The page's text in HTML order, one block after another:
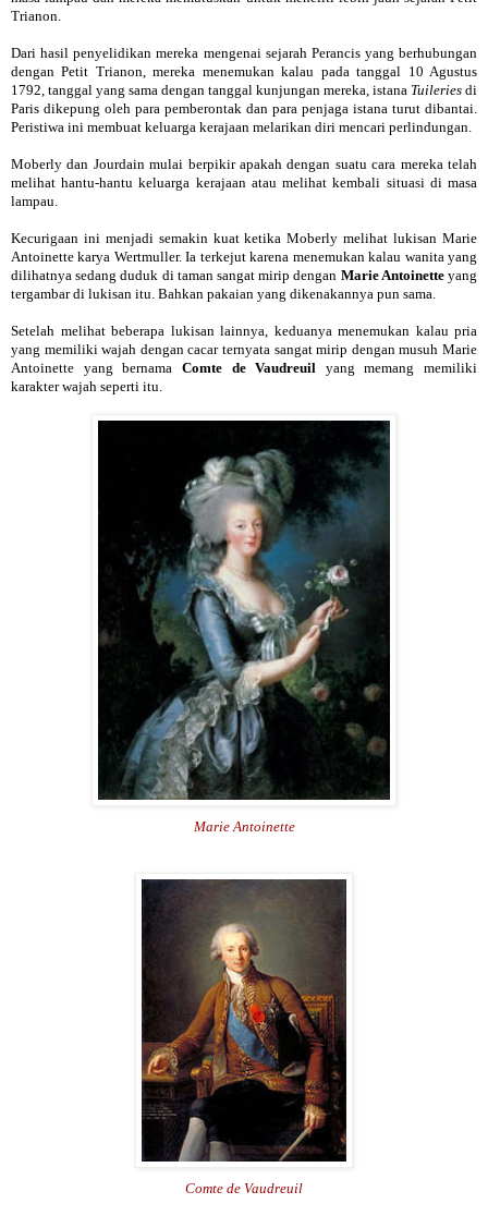
Trianon.
Dari hasil penyelidikan mereka mengenai sejarah Perancis yang berhubungan
dengan Petit Trianon, mereka menemukan kalau pada tanggal 10 Agustus
1792, tanggal yang sama dengan tanggal kunjungan mereka, istana Tuileries di
Paris dikepung oleh para pemberontak dan para penjaga istana turut dibantai.
Peristiwa ini membuat keluarga kerajaan melarikan diri mencari perlindungan.
Moberly dan Jourdain mulai berpikir apakah dengan suatu cara mereka telah
melihat hantu-hantu keluarga kerajaan atau melihat kembali situasi di masa
lampau.
Kecurigaan ini menjadi semakin kuat ketika Moberly melihat lukisan Marie
Antoinette karya Wertmuller. Ia terkejut karena menemukan kalau wanita yang
dilihatnya sedang duduk di taman sangat mirip dengan Marie Antoinetteyang
tergambar di lukisan itu. Bahkan pakaian yang dikenakannya pun sama.
Setelah melihat beberapa lukisan lainnya, keduanya menemukan kalau pria
yang memiliki wajah dengan cacar ternyata sangat mirip dengan musuh Marie
Antoinette yang bernama Comte de Vaudreuil yang memang memiliki
karakter wajah seperti itu.
Marie Antoinette
Comte de Vaudreuil